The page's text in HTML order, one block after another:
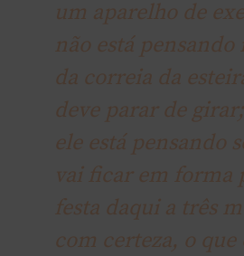
um aparelho de
não está
da correia da
deve parar de
ele está pensando
vai ficar em forma
festa daqui a três
com certeza, o